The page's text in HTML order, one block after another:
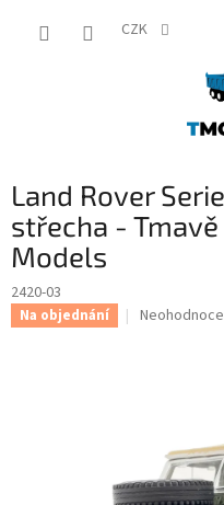
CZK
Land Rover
střecha - Tmavě
Models
2420-03
Na objednání
Průměrné
hvězdiček.